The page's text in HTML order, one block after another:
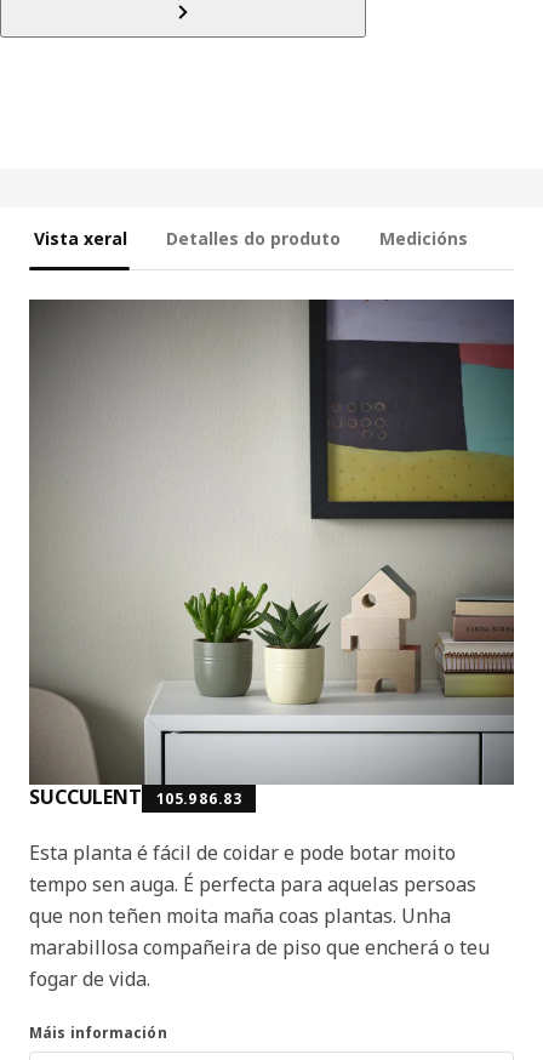
Vista xeral Detalles do produto Medicións
SUCCULENT 105.986.83
Esta planta é fácil de coidar e pode botar moito
tempo sen auga. É perfecta para aquelas persoas
que non teñen moita maña coas plantas. Unha
marabillosa compañeira de piso que encherá o teu
fogar de vida.
Máis información